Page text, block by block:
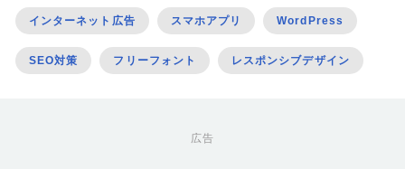
インターネット広告 スマホアプリ WordPress
SEO対策 フリーフォント レスポンシブデザイン
広告